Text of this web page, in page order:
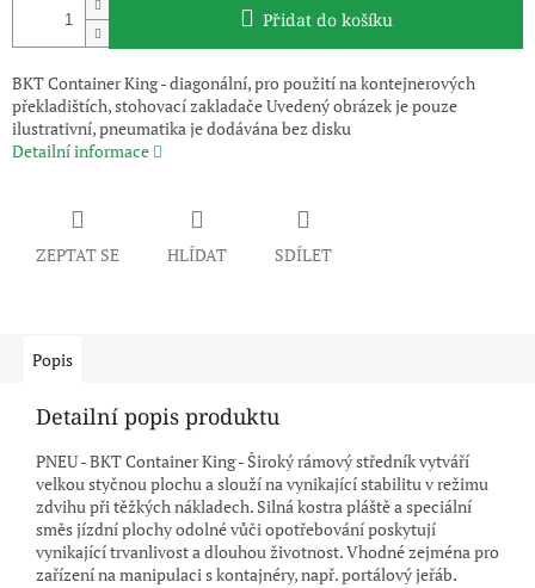
Přidat do košíku
BKT Container King - diagonální, pro použití na kontejnerových
překladištích, stohovací zakladače Uvedený obrázek je pouze
ilustrativní, pneumatika je dodávána bez disku
Detailní informace
ZEPTAT SE HLÍDAT SDÍLET
Popis
Detailní popis produktu
PNEU - BKT Container King - Široký rámový středník vytváří
velkou styčnou plochu a slouží na vynikající stabilitu v režimu
zdvihu při těžkých nákladech. Silná kostra pláště a speciální
směs jízdní plochy odolné vůči opotřebování poskytují
vynikající trvanlivost a dlouhou životnost. Vhodné zejména pro
zařízení na manipulaci s kontajnéry, např. portálový jeřáb.